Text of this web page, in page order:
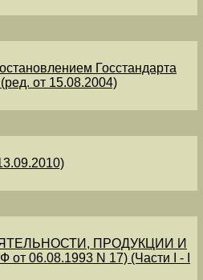
Госстандарта
от 15.08.2004)
ПРОДУКЦИИ И
06.08.1993 N 17) (Части I - I